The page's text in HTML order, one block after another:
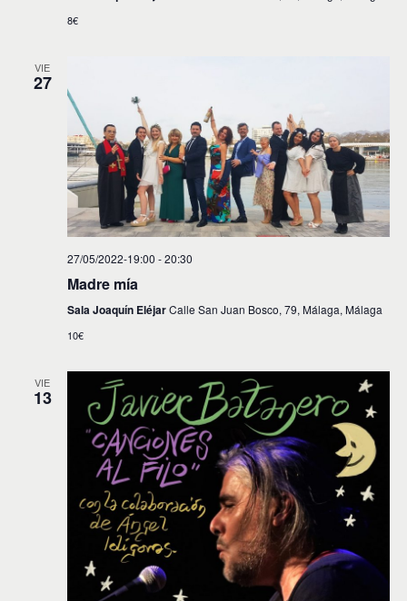
8€
VIE
27
27/05/2022-19:00 -20:30
Madre mía
Sala Joaquín EléjarCalle San Juan Bosco, 79, Málaga, Málaga
10€
VIE
13